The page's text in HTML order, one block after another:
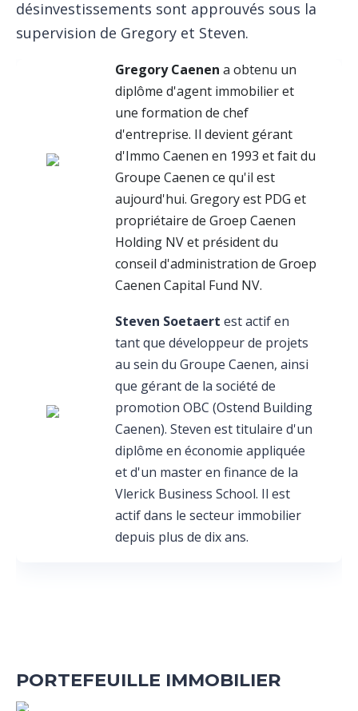
désinvestissements sont approuvés sous la
supervision de Gregory et Steven.
Gregory Caenen a obtenu un
diplôme d'agent immobilier et
une formation de chef
d'entreprise. Il devient gérant
d'Immo Caenen en 1993 et ​​fait du
Groupe Caenen ce qu'il est
aujourd'hui. Gregory est PDG et
propriétaire de Groep Caenen
Holding NV et président du
conseil d'administration de Groep
Caenen Capital Fund NV.
Steven Soetaert est actif en
tant que développeur de projets
au sein du Groupe Caenen, ainsi
que gérant de la société de
promotion OBC (Ostend Building
Caenen). Steven est titulaire d'un
diplôme en économie appliquée
et d'un master en finance de la
Vlerick Business School. Il est
actif dans le secteur immobilier
depuis plus de dix ans.
PORTEFEUILLE IMMOBILIER